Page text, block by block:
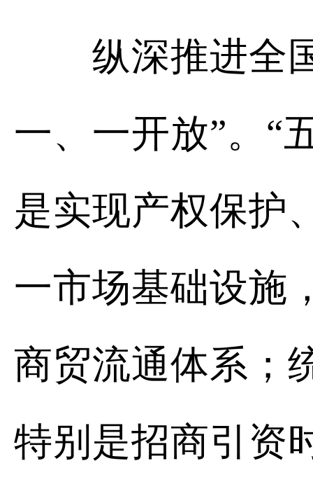
纵深推进全国
一、一开放”。“
是实现产权保护
一市场基础设施
商贸流通体系；
特别是招商引资